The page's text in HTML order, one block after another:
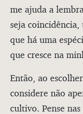
me ajuda a
seja coincidência,
que há uma
que cresce na
Então, ao
considere não
cultivo. Pense